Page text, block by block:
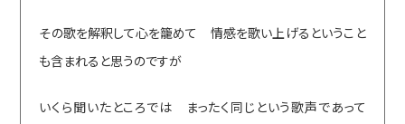
その歌を解釈して心を籠めて 情感を歌い上げるということ
も含まれると思うのですが
いくら聞いたところでは まったく同じという歌声であって